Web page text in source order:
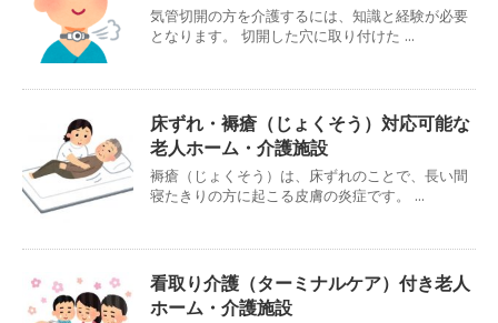
気管切開の方を介護するには、知識と経験が必要
となります。 切開した穴に取り付けた ...
床ずれ・褥瘡（じょくそう）対応可能な
老人ホーム・介護施設
褥瘡（じょくそう）は、床ずれのことで、長い間
寝たきりの方に起こる皮膚の炎症です。 ...
看取り介護（ターミナルケア）付き老人
ホーム・介護施設